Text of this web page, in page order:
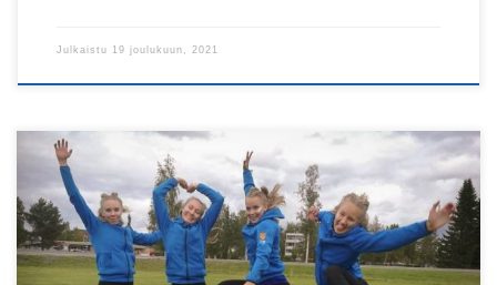
Julkaistu 19 joulukuun, 2021
Seurasiirrot kuuluvat yleisurheilun syksyyn. Tänä syksynä pari
urheilijaa seurastamme pyrähtää kohti uusia tuulia. Nimekkäin
seuran vaihtaja on Joensuussa asuva, Kalevan Kisojen